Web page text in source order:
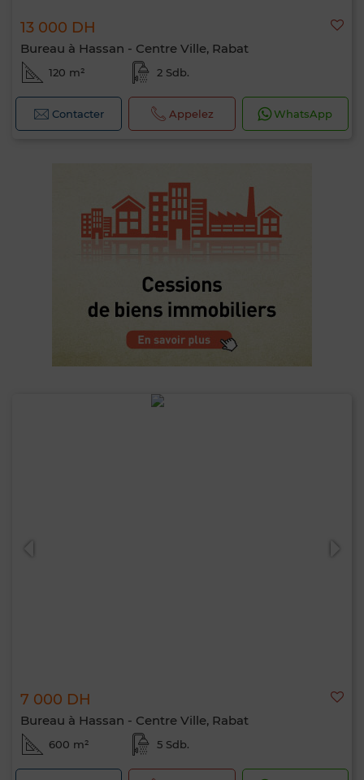
13 000 DH
Bureau à Hassan - Centre Ville, Rabat
120 m² 2 Sdb.
Contacter Appelez WhatsApp
7 000 DH
Bureau à Hassan - Centre Ville, Rabat
600 m² 5 Sdb.